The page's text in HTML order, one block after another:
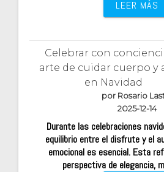
LEER MÁS
Celebrar con
arte de cuidar cuerpo y
en Navidad
por Rosario
2025-12-14
Durante las celebraciones
equilibrio entre el disfrute y el
emocional es esencial. Esta
perspectiva de elegancia,